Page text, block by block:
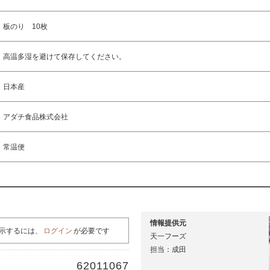
板のり 10枚
高温多湿を避けて保存してください。
日本産
アダチ食品株式会社
常温便
するには、 ログイン が必要です
62011067
情報提供元
天一フーズ
担当：成田